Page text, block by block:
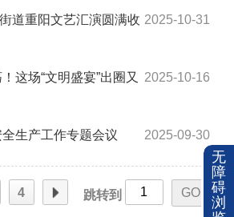
2025-10-31
道重阳文艺汇演圆满收
2025-10-16
这场“文明盛宴”出圈又
2025-09-30
生产工作专题会议
4 跳转到
无
障
碍
浏